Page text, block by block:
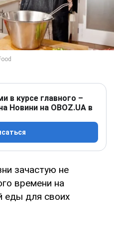
в курсе главного –
Новини на OBOZ.UA в
зачастую не
времени на
еды для своих